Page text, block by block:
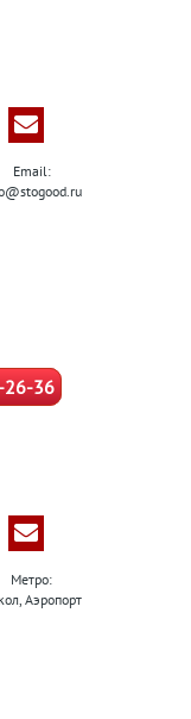
Email:
26-36
Метро:
Аэропорт